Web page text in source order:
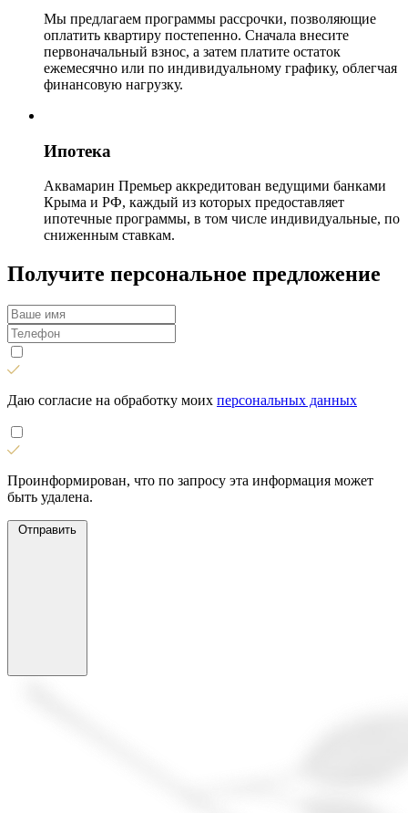
Мы предлагаем программы рассрочки, позволяющие
оплатить квартиру постепенно. Сначала внесите
первоначальный взнос, а затем платите остаток
ежемесячно или по индивидуальному графику, облегчая
финансовую нагрузку.
Ипотека
Аквамарин Премьер аккредитован ведущими банками
Крыма и РФ, каждый из которых предоставляет
ипотечные программы, в том числе индивидуальные, по
сниженным ставкам.
Получите персональное предложение
Даю согласие на обработку моих персональных данных
Проинформирован, что по запросу эта информация может
быть удалена.
Отправить